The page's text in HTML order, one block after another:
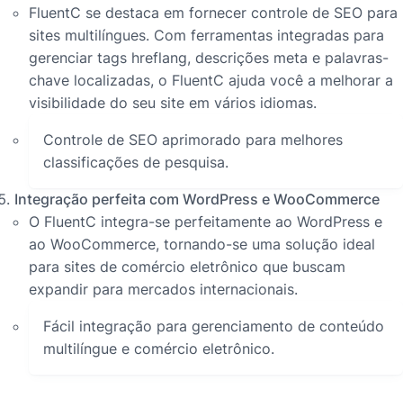
FluentC se destaca em fornecer controle de SEO para
sites multilíngues. Com ferramentas integradas para
gerenciar tags hreflang, descrições meta e palavras-
chave localizadas, o FluentC ajuda você a melhorar a
visibilidade do seu site em vários idiomas.
Controle de SEO aprimorado para melhores
classificações de pesquisa.
Integração perfeita com WordPress e WooCommerce
O FluentC integra-se perfeitamente ao WordPress e
ao WooCommerce, tornando-se uma solução ideal
para sites de comércio eletrônico que buscam
expandir para mercados internacionais.
Fácil integração para gerenciamento de conteúdo
multilíngue e comércio eletrônico.